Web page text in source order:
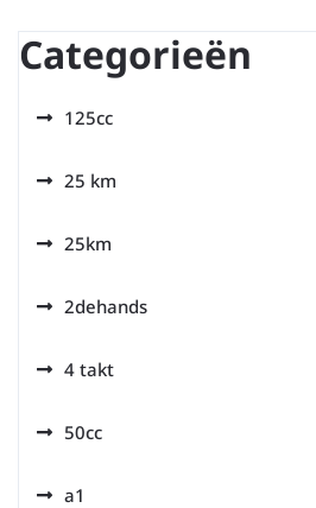
Categorieën
125cc
25 km
25km
2dehands
4 takt
50cc
a1